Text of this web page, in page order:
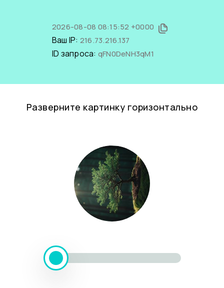
2026-08-08 08:15:52 +0000
Ваш IP: 216.73.216.137
ID запроса: qFN0DeNH3qM1
Разверните картинку горизонтально